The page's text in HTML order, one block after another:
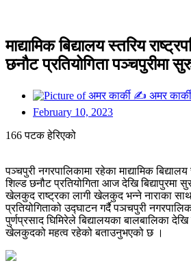
माद्यामिक बिद्यालय स्तरिय
छनौट प्रतियोगिता पञ्चपुरीमा
✍ अमर कार्की
February 10, 2023
166 पटक हेरिएको
पञ्चपुरी नगरपालिकामा रहेका माद्यामिक
शिल्ड छनौट प्रतियोगिता आज देखि बिद्यापुरमा
खेलकुद राष्ट्रका लागी खेलकुद भन्ने नाराका
प्रतियोगिताको उद्घाटन गर्दै पञचपुरी
पुर्णप्रसाद घिमिरेले बिद्यालयका बालबालिका
खेलकुदको महत्व रहेको बताउनुभएको छ ।